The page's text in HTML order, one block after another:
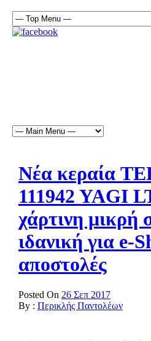
Νέα κεραία
111942 YAGI
χάρτινη μικρή
ιδανική για e-
αποστολές
Posted On 26 Σεπ 2017
By : Περικλής Παντολέων